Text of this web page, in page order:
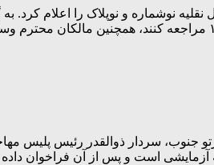
و نوپلاک را اعلام کرد. به
اطلاعیه آمده است: «مالکان وسایل نقلیه نوشماره جهت ثبت درخواست تولید کارت هوشمند
بین المللی خواهد بود. به گزارش پرتو جنوب، سردار
آزمایشی است و پس از آن فراخوان